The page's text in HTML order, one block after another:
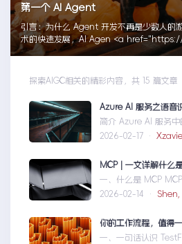
第一个 AI Agent
引言：为什么 Agent 开发不再是少数人的
术的快速发展，AI Agen <a
探索AIGC相关的精彩内容，共 15 篇文章
Azure AI 服务之语音
简介 Azure AI 服务
2026-02-17 ·
一、什么是 MCP
2026-02-14 · Shen,
一、一句话认识